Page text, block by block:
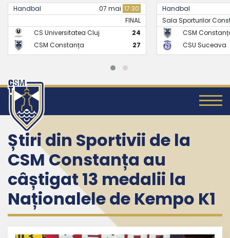
Handbal 07 mai 17:30
FINAL
CS Universitatea Cluj
24
CSM Constanța
27
Handbal
Sala Sporturilor
CSM
CSU Suceava
Știri din Sportivii de la
CSM Constanța au
câștigat 13 medalii la
Naționalele de Kempo K1